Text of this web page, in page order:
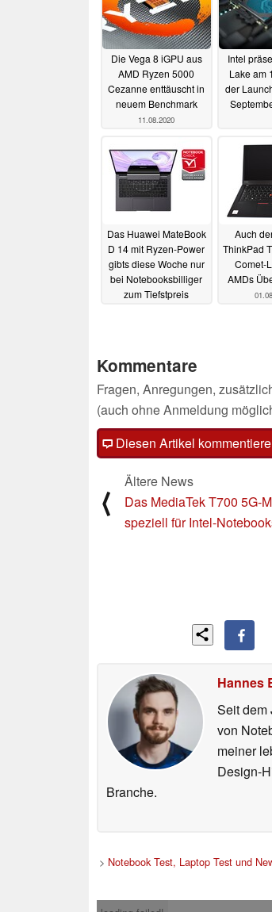
Die Vega 8 iGPU aus
AMD Ryzen 5000
Cezanne enttäuscht in
neuem Benchmark
11.08.2020
Intel
Lake am
der
Das Huawei MateBook
D 14 mit Ryzen-Power
gibts diese Woche nur
bei Notebooksbilliger
zum Tiefstpreis
Auch
ThinkPad
Comet-
AMDs
Kommentare
Fragen, Anregungen,
(auch ohne Anmeldung
Diesen Artikel
⟨
Ältere News
Das MediaTek T700 5G-
speziell für Intel-
Hannes
Seit dem
von
meiner
Design-
Branche.
> Notebook Test, Laptop Test und